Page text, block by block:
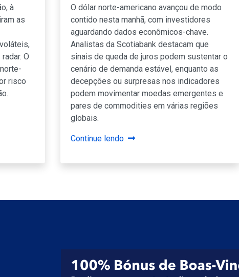
à
as
O
risco
O dólar norte-americano avançou de modo
contido nesta manhã, com investidores
aguardando dados econômicos-chave.
Analistas da Scotiabank destacam que
sinais de queda de juros podem sustentar o
cenário de demanda estável, enquanto as
decepções ou surpresas nos indicadores
podem movimentar moedas emergentes e
pares de commodities em várias regiões
globais.
Continue lendo